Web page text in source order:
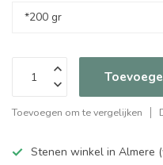
Toevoegen om te vergelijken
Stenen winkel in Almere